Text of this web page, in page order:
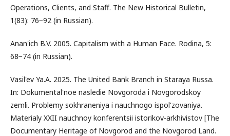
Operations, Clients, and Staff. The New Historical Bulletin,
1(83): 76−92 (in Russian).
Anan'ich B.V. 2005. Capitalism with a Human Face. Rodina, 5:
68−74 (in Russian).
Vasil'ev Ya.A. 2025. The United Bank Branch in Staraya Russa.
In: Dokumental'noe nasledie Novgoroda i Novgorodskoy
zemli. Problemy sokhraneniya i nauchnogo ispol'zovaniya.
Materialy XXII nauchnoy konferentsii istorikov-arkhivistov [The
Documentary Heritage of Novgorod and the Novgorod Land.